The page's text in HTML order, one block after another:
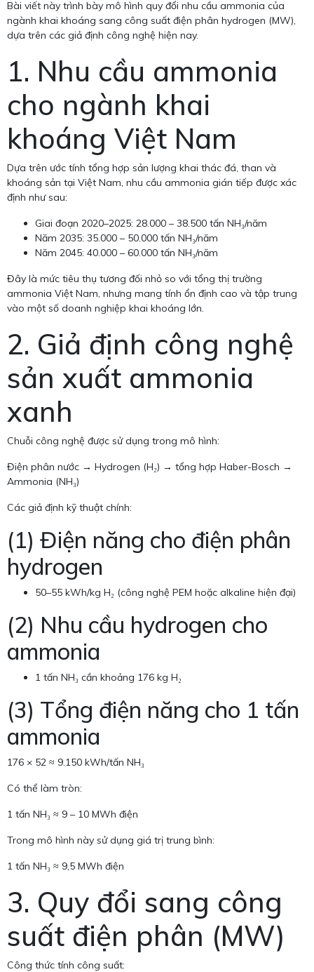
Bài viết này trình bày mô hình quy đổi nhu cầu ammonia của
ngành khai khoáng sang công suất điện phân hydrogen (MW),
dựa trên các giả định công nghệ hiện nay.
1. Nhu cầu ammonia
cho ngành khai
khoáng Việt Nam
Dựa trên ước tính tổng hợp sản lượng khai thác đá, than và
khoáng sản tại Việt Nam, nhu cầu ammonia gián tiếp được xác
định như sau:
Giai đoạn 2020–2025: 28.000 – 38.500 tấn NH₃/năm
Năm 2035: 35.000 – 50.000 tấn NH₃/năm
Năm 2045: 40.000 – 60.000 tấn NH₃/năm
Đây là mức tiêu thụ tương đối nhỏ so với tổng thị trường
ammonia Việt Nam, nhưng mang tính ổn định cao và tập trung
vào một số doanh nghiệp khai khoáng lớn.
2. Giả định công nghệ
sản xuất ammonia
xanh
Chuỗi công nghệ được sử dụng trong mô hình:
Điện phân nước → Hydrogen (H₂) → tổng hợp Haber-Bosch →
Ammonia (NH₃)
Các giả định kỹ thuật chính:
(1) Điện năng cho điện phân
hydrogen
50–55 kWh/kg H₂ (công nghệ PEM hoặc alkaline hiện đại)
(2) Nhu cầu hydrogen cho
ammonia
1 tấn NH₃ cần khoảng 176 kg H₂
(3) Tổng điện năng cho 1 tấn
ammonia
176 × 52 ≈ 9.150 kWh/tấn NH₃
Có thể làm tròn:
1 tấn NH₃ ≈ 9 – 10 MWh điện
Trong mô hình này sử dụng giá trị trung bình:
1 tấn NH₃ ≈ 9,5 MWh điện
3. Quy đổi sang công
suất điện phân (MW)
Công thức tính công suất: